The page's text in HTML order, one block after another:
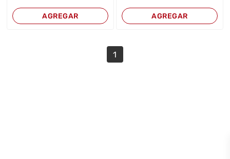
AGREGAR AGREGAR
1